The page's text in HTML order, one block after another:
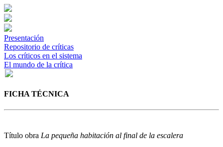
Presentación
Repositorio de críticas
Los críticos en el sistema
El mundo de la crítica
FICHA TÉCNICA
Título obra La pequeña habitación al final de la escalera